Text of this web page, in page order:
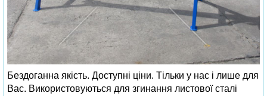
Бездоганна якість. Доступні ціни. Тільки у нас і лише для
Вас. Використовуються для згинання листової сталі